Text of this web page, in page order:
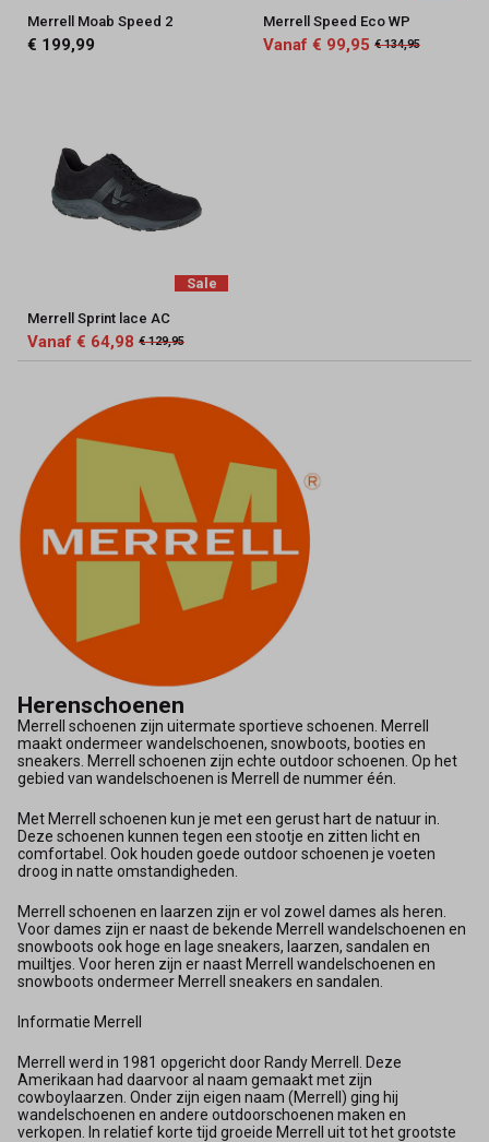
Merrell Moab Speed 2
€ 199,99
Merrell Speed Eco WP
Vanaf € 99,95 € 134,95
Sale
Merrell Sprint lace AC
Vanaf € 64,98 € 129,95
Herenschoenen
Merrell schoenen zijn uitermate sportieve schoenen. Merrell
maakt ondermeer wandelschoenen, snowboots, booties en
sneakers. Merrell schoenen zijn echte outdoor schoenen. Op het
gebied van wandelschoenen is Merrell de nummer één.
Met Merrell schoenen kun je met een gerust hart de natuur in.
Deze schoenen kunnen tegen een stootje en zitten licht en
comfortabel. Ook houden goede outdoor schoenen je voeten
droog in natte omstandigheden.
Merrell schoenen en laarzen zijn er vol zowel dames als heren.
Voor dames zijn er naast de bekende Merrell wandelschoenen en
snowboots ook hoge en lage sneakers, laarzen, sandalen en
muiltjes. Voor heren zijn er naast Merrell wandelschoenen en
snowboots ondermeer Merrell sneakers en sandalen.
Informatie Merrell
Merrell werd in 1981 opgericht door Randy Merrell. Deze
Amerikaan had daarvoor al naam gemaakt met zijn
cowboylaarzen. Onder zijn eigen naam (Merrell) ging hij
wandelschoenen en andere outdoorschoenen maken en
verkopen. In relatief korte tijd groeide Merrell uit tot het grootste